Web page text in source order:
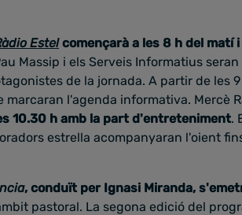
Estelcomençarà a les 8 h del matí i
Massip i els Serveis Informatius
de la jornada. A partir de les
l'agenda informativa. Mercè
10.30 h amb la part d'entreteniment.
estrella acompanyaran l'oient
, conduït per Ignasi Miranda,
pastoral. La segona edició del